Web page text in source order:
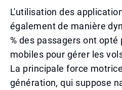
L'utilisation des
également de manière
% des passagers ont
mobiles pour gérer les
La principale force
génération, qui suppose